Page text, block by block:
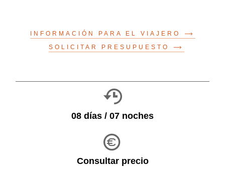
INFORMACIÓN PARA EL VIAJERO
SOLICITAR PRESUPUESTO
08 días / 07 noches
Consultar precio